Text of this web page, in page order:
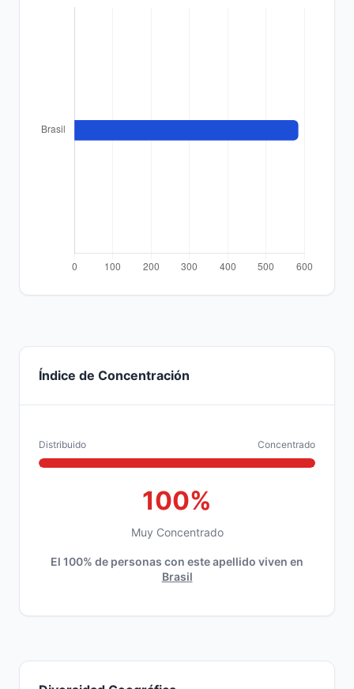
Índice de Concentración
Distribuido Concentrado
100%
Muy Concentrado
El 100% de personas con este apellido viven en
Brasil